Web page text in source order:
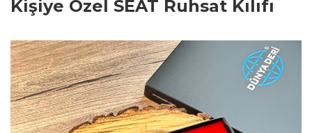
Kişiye Özel SEAT Ruhsat Kılıfı